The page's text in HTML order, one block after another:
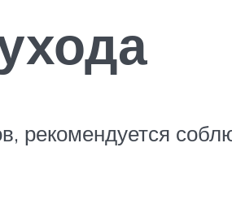
рекомендуется